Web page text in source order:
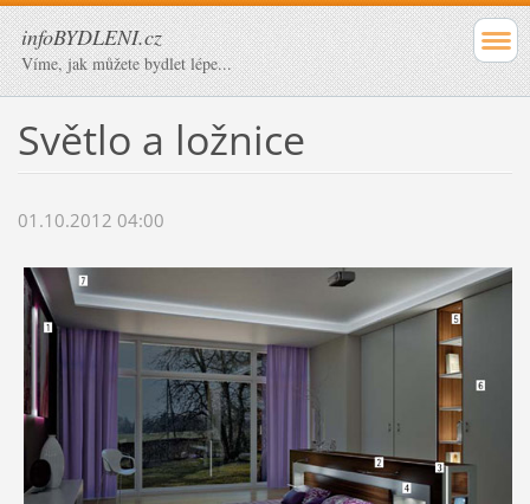
infoBYDLENI.cz
Víme, jak můžete bydlet lépe...
Světlo a ložnice
01.10.2012 04:00